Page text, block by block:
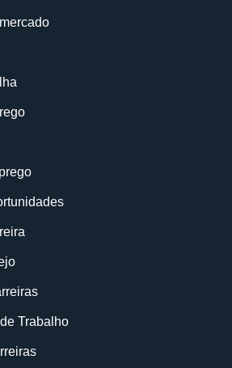
Trabalho